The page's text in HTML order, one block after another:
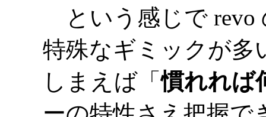
という感じで revo
特殊なギミックが多
しまえば「慣れれば